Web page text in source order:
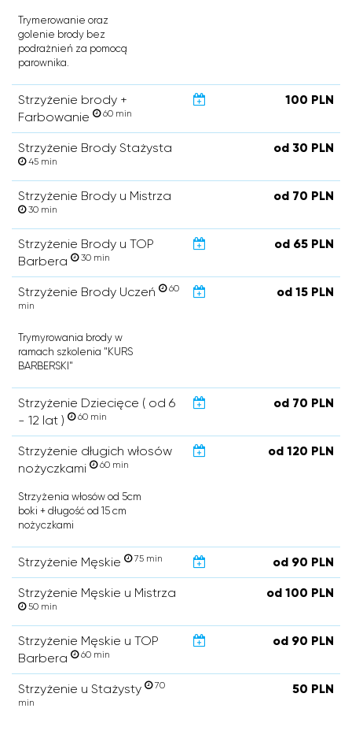
Trymerowanie oraz
golenie brody bez
podrażnień za pomocą
parownika.
Strzyżenie brody +
Farbowanie
60 min
100 PLN
Strzyżenie Brody Stażysta
45 min
od 30 PLN
Strzyżenie Brody u Mistrza
30 min
od 70 PLN
Strzyżenie Brody u TOP
Barbera
30 min
od 65 PLN
Strzyżenie Brody Uczeń
60
min
od 15 PLN
Trymyrowania brody w
ramach szkolenia "KURS
BARBERSKI"
Strzyżenie Dziecięce ( od 6
- 12 lat )
60 min
od 70 PLN
Strzyżenie długich włosów
nożyczkami
60 min
od 120 PLN
Strzyżenia włosów od 5cm
boki + długość od 15 cm
nożyczkami
Strzyżenie Męskie 75 min od 90 PLN
Strzyżenie Męskie u Mistrza
50 min
od 100 PLN
Strzyżenie Męskie u TOP
Barbera
60 min
od 90 PLN
Strzyżenie u Stażysty
70
min
50 PLN